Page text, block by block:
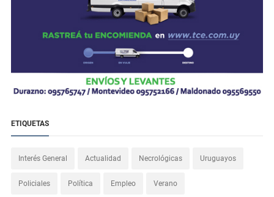
ETIQUETAS
Interés General Actualidad Necrológicas Uruguayos
Policiales Política Empleo Verano